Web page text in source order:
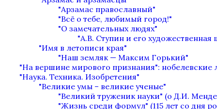
"Арзамас православный"
"Всё о тебе, любимый город!"
"О замечательных людях"
"А.В. Ступин и его художественная
"Имя в летописи края"
"Наш земляк — Максим Горький"
"На вершине мирового признания": нобелевские
"Наука. Техника. Изобретения"
"Великие умы – великие ученые"
"Великий труженик науки" (о Д.И.
"Жизнь среди формул" (115 лет со дня